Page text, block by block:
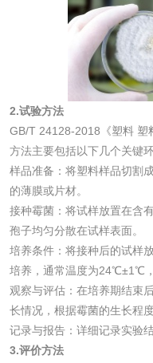
2.试验方法
GB/T 24128-2018《塑料 塑
方法主要包括以下几个关键环
样品准备：将塑料样品切割
的薄膜或片材。
接种霉菌：将试样放置在含
孢子均匀分散在试样表面。
培养条件：将接种后的试样
培养，通常温度为24℃±1℃
观察与评估：在培养期结束
长情况，根据霉菌的生长程
记录与报告：详细记录实验
3.评价方法
消
微
化妆品
化妆
化妆
化妆
皮肤